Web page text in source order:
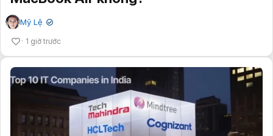
Mỹ Lệ ✔
1 giờ trước